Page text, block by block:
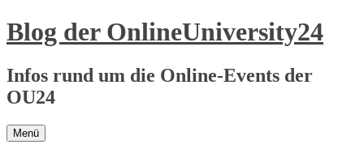
Zum
Inhalt
Blog der OnlineUniversity24
Infos rund um die Online-Events der
OU24
Menü